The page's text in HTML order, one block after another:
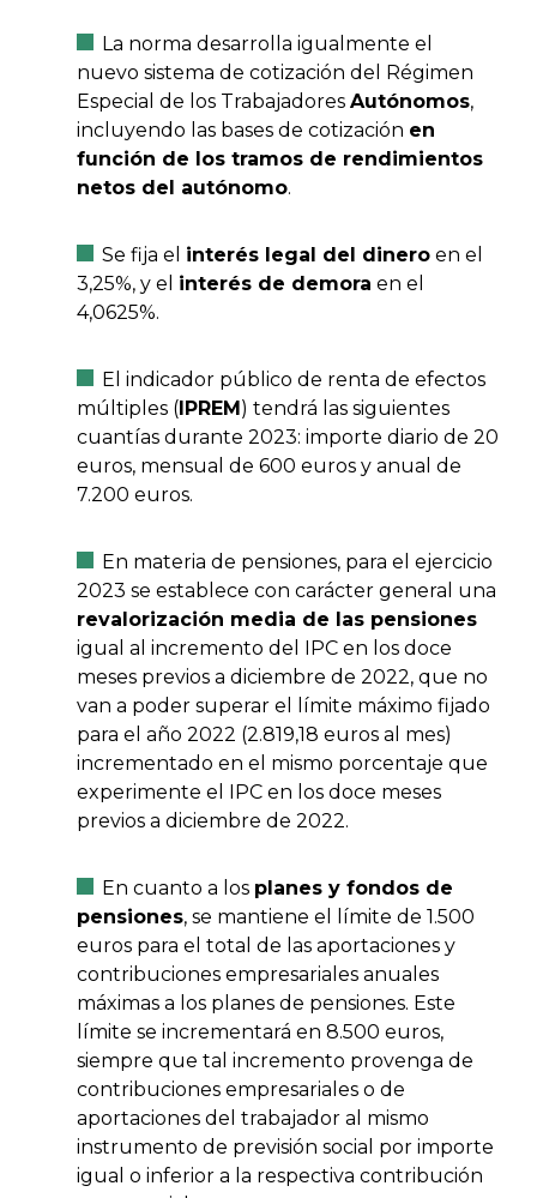
La norma desarrolla igualmente el
nuevo sistema de cotización del Régimen
Especial de los Trabajadores Autónomos,
incluyendo las bases de cotización en
función de los tramos de rendimientos
netos del autónomo.
Se fija el interés legal del dinero en el
3,25%, y el interés de demora en el
4,0625%.
El indicador público de renta de efectos
múltiples (IPREM) tendrá las siguientes
cuantías durante 2023: importe diario de 20
euros, mensual de 600 euros y anual de
7.200 euros.
En materia de pensiones, para el ejercicio
2023 se establece con carácter general una
revalorización media de las pensiones
igual al incremento del IPC en los doce
meses previos a diciembre de 2022, que no
van a poder superar el límite máximo fijado
para el año 2022 (2.819,18 euros al mes)
incrementado en el mismo porcentaje que
experimente el IPC en los doce meses
previos a diciembre de 2022.
En cuanto a los planes y fondos de
pensiones, se mantiene el límite de 1.500
euros para el total de las aportaciones y
contribuciones empresariales anuales
máximas a los planes de pensiones. Este
límite se incrementará en 8.500 euros,
siempre que tal incremento provenga de
contribuciones empresariales o de
aportaciones del trabajador al mismo
instrumento de previsión social por importe
igual o inferior a la respectiva contribución